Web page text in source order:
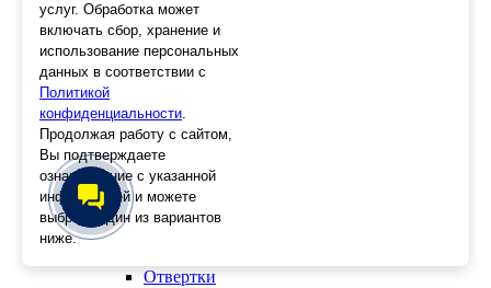
Ножницы электрика
Стопорные кольца
Съемники стопорных колец
Пинцеты
Клещи для изоляции
Кабелерезы
Гайкорезы
Зажимы ручные
Подшипники
Тиски
Отвертки
услуг. Обработка может
включать сбор, хранение и
использование персональных
данных в соответствии с
Политикой
конфиденциальности.
Продолжая работу с сайтом,
Вы подтверждаете
ознакомление с указанной
информацией и можете
выбрать один из вариантов
ниже.